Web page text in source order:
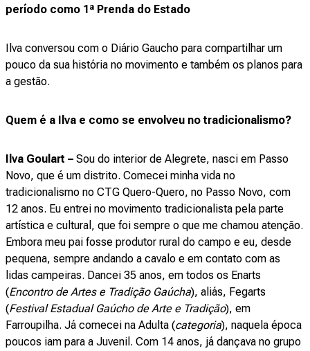
período como 1ª Prenda do Estado
Ilva conversou com o Diário Gaucho para compartilhar um
pouco da sua história no movimento e também os planos para
a gestão.
Quem é a Ilva e como se envolveu no tradicionalismo?
Ilva Goulart – Sou do interior de Alegrete, nasci em Passo
Novo, que é um distrito. Comecei minha vida no
tradicionalismo no CTG Quero-Quero, no Passo Novo, com
12 anos. Eu entrei no movimento tradicionalista pela parte
artística e cultural, que foi sempre o que me chamou atenção.
Embora meu pai fosse produtor rural do campo e eu, desde
pequena, sempre andando a cavalo e em contato com as
lidas campeiras. Dancei 35 anos, em todos os Enarts
(Encontro de Artes e Tradição Gaúcha), aliás, Fegarts
(Festival Estadual Gaúcho de Arte e Tradição), em
Farroupilha. Já comecei na Adulta (categoria), naquela época
poucos iam para a Juvenil. Com 14 anos, já dançava no grupo